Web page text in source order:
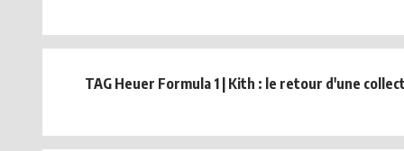
TAG Heuer Formula 1 | Kith : le retour d'une